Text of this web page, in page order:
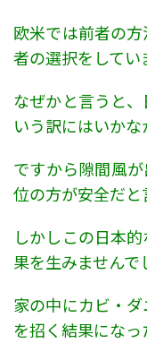
欧米では前者の
者の選択をしてい
なぜかと言うと
いう訳にはいかな
ですから隙間風
位の方が安全だと
しかしこの日本
果を生みませんで
家の中にカビ・
を招く結果になっ